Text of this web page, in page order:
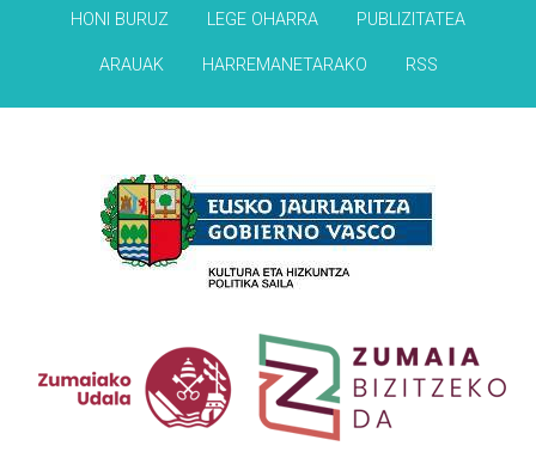
HONI BURUZ LEGE OHARRA PUBLIZITATEA
ARAUAK HARREMANETARAKO RSS